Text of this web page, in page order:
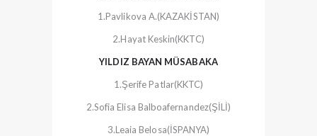
1.Pavlikova A.(KAZAKİSTAN)
2.Hayat Keskin(KKTC)
YILDIZ BAYAN MÜSABAKA
1.Şerife Patlar(KKTC)
2.Sofia Elisa Balboafernandez(ŞİLİ)
3.Leaia Belosa(İSPANYA)